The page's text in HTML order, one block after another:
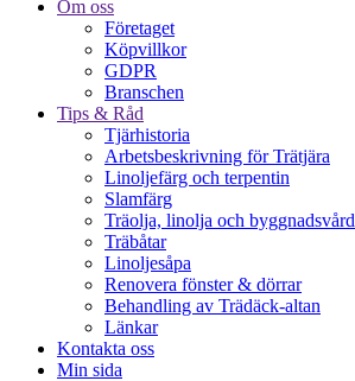
Om oss
Företaget
Köpvillkor
GDPR
Branschen
Tips & Råd
Tjärhistoria
Arbetsbeskrivning för Trätjära
Linoljefärg och terpentin
Slamfärg
Träolja, linolja och byggnadsvård
Träbåtar
Linoljesåpa
Renovera fönster & dörrar
Behandling av Trädäck-altan
Länkar
Kontakta oss
Min sida